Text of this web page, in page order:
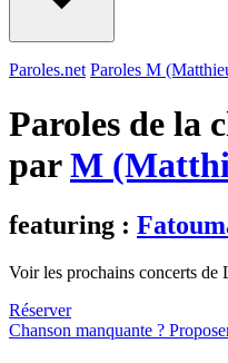
Paroles.net Paroles M
Paroles de la
parM
featuring :
Voir les prochains concerts de
Réserver
Chanson manquante ?